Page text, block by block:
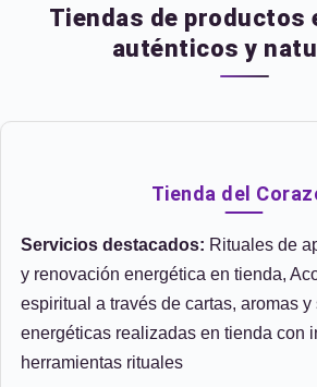
Tiendas de productos
auténticos y
Tienda del
Servicios destacados: Rituales de
y renovación energética en tienda,
espiritual a través de cartas, aromas
energéticas realizadas en tienda con
herramientas rituales